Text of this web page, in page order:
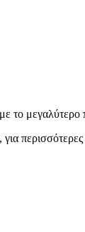
το μεγαλύτερο